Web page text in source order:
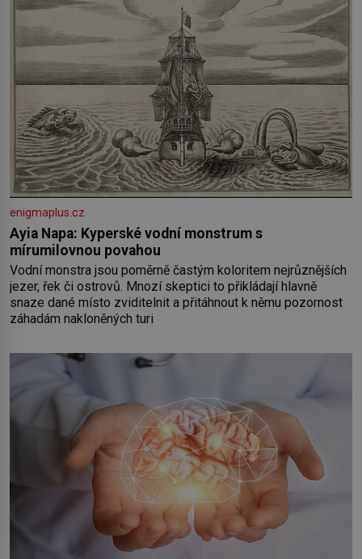
enigmaplus.cz
Ayia Napa: Kyperské vodní monstrum s
mírumilovnou povahou
Vodní monstra jsou poměrně častým koloritem nejrůznějších
jezer, řek či ostrovů. Mnozí skeptici to přikládají hlavně
snaze dané místo zviditelnit a přitáhnout k němu pozornost
záhadám nakloněných turi